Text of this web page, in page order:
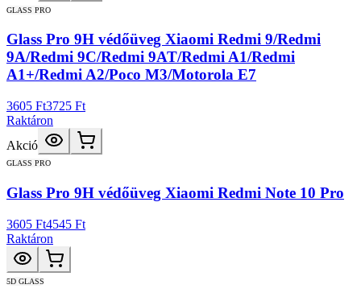
GLASS PRO
Glass Pro 9H védőüveg Xiaomi Redmi 9/Redmi
9A/Redmi 9C/Redmi 9AT/Redmi A1/Redmi
A1+/Redmi A2/Poco M3/Motorola E7
3605 Ft3725 Ft
Raktáron
Akció
GLASS PRO
Glass Pro 9H védőüveg Xiaomi Redmi Note 10 Pro
3605 Ft4545 Ft
Raktáron
5D GLASS